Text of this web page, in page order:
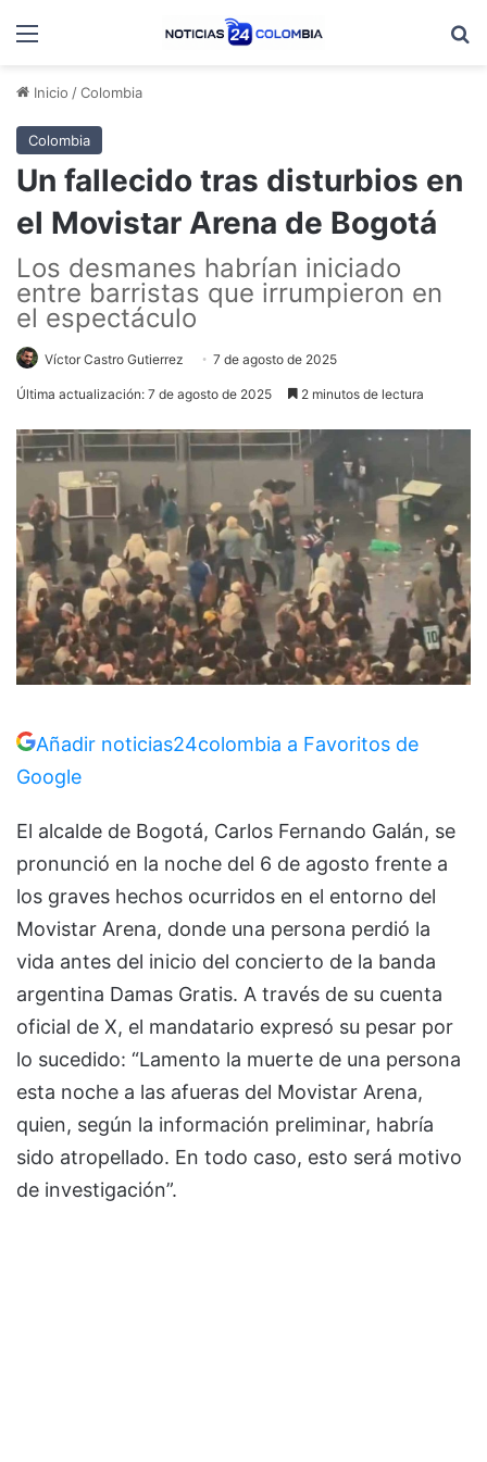
Menú
Inicio /Colombia
Colombia
Un fallecido tras disturbios en
el Movistar Arena de Bogotá
Los desmanes habrían iniciado
entre barristas que irrumpieron en
el espectáculo
Víctor Castro Gutierrez 7 de agosto de 2025
Última actualización: 7 de agosto de 2025 2 minutos de lectura
Añadir noticias24colombia a Favoritos de
Google
El alcalde de Bogotá, Carlos Fernando Galán, se
pronunció en la noche del 6 de agosto frente a
los graves hechos ocurridos en el entorno del
Movistar Arena, donde una persona perdió la
vida antes del inicio del concierto de la banda
argentina Damas Gratis. A través de su cuenta
oficial de X, el mandatario expresó su pesar por
lo sucedido: “Lamento la muerte de una persona
esta noche a las afueras del Movistar Arena,
quien, según la información preliminar, habría
sido atropellado. En todo caso, esto será motivo
de investigación”.